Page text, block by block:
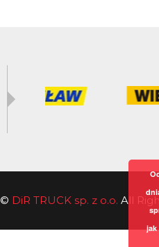
© DiR TRUCK sp. z o.o. All
jak